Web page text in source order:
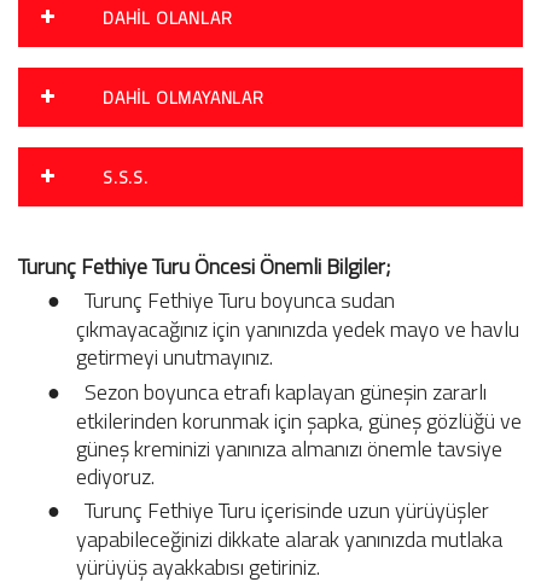
DAHIL OLANLAR
DAHIL OLMAYANLAR
S.S.S.
Turunç Fethiye Turu Öncesi Önemli Bilgiler;
●
Turunç Fethiye Turu boyunca sudan
çıkmayacağınız için yanınızda yedek mayo ve havlu
getirmeyi unutmayınız.
●
Sezon boyunca etrafı kaplayan güneşin zararlı
etkilerinden korunmak için şapka, güneş gözlüğü ve
güneş kreminizi yanınıza almanızı önemle tavsiye
ediyoruz.
●
Turunç Fethiye Turu içerisinde uzun yürüyüşler
yapabileceğinizi dikkate alarak yanınızda mutlaka
yürüyüş ayakkabısı getiriniz.